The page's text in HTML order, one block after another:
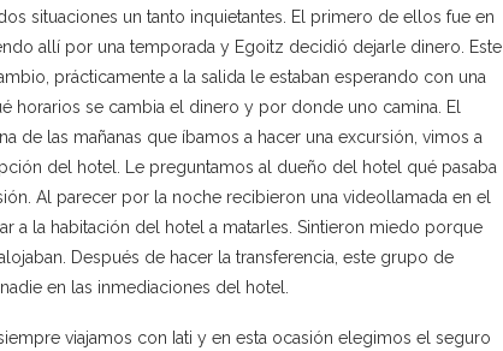
situaciones un tanto inquietantes. El primero de ellos fue en
allí por una temporada y Egoitz decidió dejarle dinero. Este
prácticamente a la salida le estaban esperando con una
horarios se cambia el dinero y por donde uno camina. El
de las mañanas que íbamos a hacer una excursión, vimos a
del hotel. Le preguntamos al dueño del hotel qué pasaba
Al parecer por la noche recibieron una videollamada en el
a la habitación del hotel a matarles. Sintieron miedo porque
Después de hacer la transferencia, este grupo de
en las inmediaciones del hotel.
viajamos con Iati y en esta ocasión elegimos el seguro